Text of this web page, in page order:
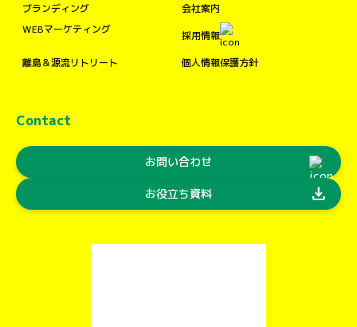
ブランディング
WEBマーケティング
離島＆源流リトリート
会社案内
採用情報
個人情報保護方針
Contact
お問い合わせ
お役立ち資料 download